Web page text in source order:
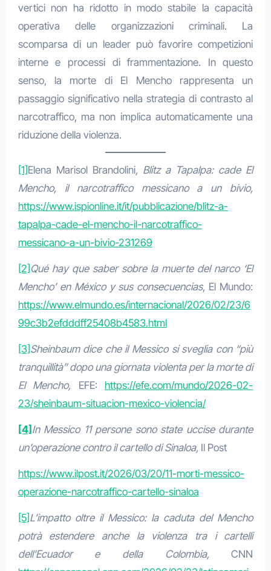
vertici non ha ridotto in modo stabile la capacità
operativa delle organizzazioni criminali. La
scomparsa di un leader può favorire competizioni
interne e processi di frammentazione. In questo
senso, la morte di El Mencho rappresenta un
passaggio significativo nella strategia di contrasto al
narcotraffico, ma non implica automaticamente una
riduzione della violenza.
[1]Elena Marisol Brandolini, Blitz a Tapalpa: cade El
Mencho, il narcotraffico messicano a un bivio,
https://www.ispionline.it/it/pubblicazione/blitz-a-
tapalpa-cade-el-mencho-il-narcotraffico-
messicano-a-un-bivio-231269
[2] Qué hay que saber sobre la muerte del narco ‘El
Mencho’ en México y sus consecuencias, El Mundo:
https://www.elmundo.es/internacional/2026/02/23/6
99c3b2efdddff25408b4583.html
[3]Sheinbaum dice che il Messico si sveglia con “più
tranquillità” dopo una giornata violenta per la morte di
El Mencho, EFE:https://efe.com/mundo/2026-02-
23/sheinbaum-situacion-mexico-violencia/
[4] In Messico 11 persone sono state uccise durante
un’operazione contro il cartello di Sinaloa, Il Post
https://www.ilpost.it/2026/03/20/11-morti-messico-
operazione-narcotraffico-cartello-sinaloa
[5]L’impatto oltre il Messico: la caduta del Mencho
potrà estendere anche la violenza tra i cartelli
dell’Ecuador e della Colombia,CNN